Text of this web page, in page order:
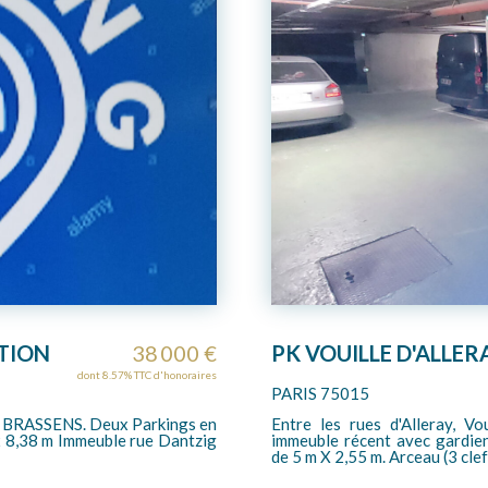
21 000 €
dont 16.67% TTC d'honoraires
et Brancion, au sein d'un
emplacement de parking
parking
PARIS 75011
rue des boulets 75011
troisièmes sous-sol facile d'accès, hauteur maximum parking 1.90M
possible emplacement